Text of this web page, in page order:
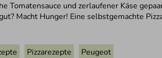
Tomatensauce und zerlaufener Käse
Macht Hunger! Eine selbstgemachte
Pizzarezepte Peugeot